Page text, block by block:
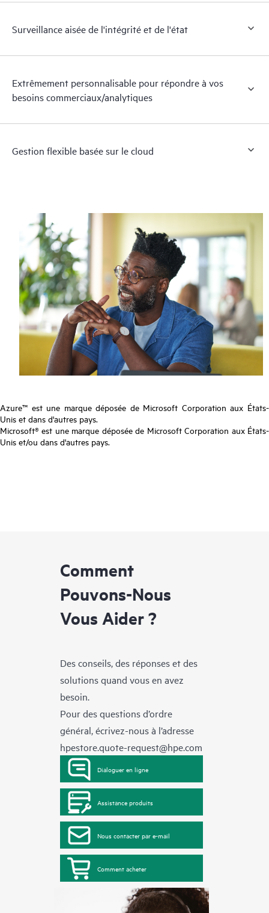
Surveillance aisée de l'intégrité et de l'état
Extrêmement personnalisable pour répondre à vos
besoins commerciaux/analytiques
Gestion flexible basée sur le cloud
Azure™ est une marque déposée de Microsoft Corporation aux États-
Unis et dans d'autres pays.
Microsoft® est une marque déposée de Microsoft Corporation aux États-
Unis et/ou dans d'autres pays.
Comment
Pouvons-Nous
Vous Aider ?
Des conseils, des réponses et des
solutions quand vous en avez
besoin.
Pour des questions d’ordre
général, écrivez-nous à l’adresse
hpestore.quote-request@hpe.com
Dialoguer en ligne
Assistance produits
Nous contacter par e-mail
Comment acheter